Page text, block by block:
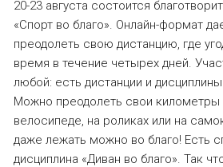
20-23 августа состоится
«Спорт во благо». Онлайн-формат
преодолеть свою дистанцию, где
время в течение четырех дней.
любой: есть дистанции и
Можно преодолеть свои километры
велосипеде, на роликах или на
даже лежать можно во благо! Есть
дисциплина «Диван во благо». Так